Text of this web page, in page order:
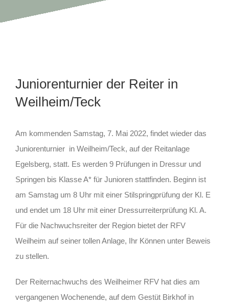
Juniorenturnier der Reiter in
Weilheim/Teck
Am kommenden Samstag, 7. Mai 2022, findet wieder das
Juniorenturnier in Weilheim/Teck, auf der Reitanlage
Egelsberg, statt. Es werden 9 Prüfungen in Dressur und
Springen bis Klasse A* für Junioren stattfinden. Beginn ist
am Samstag um 8 Uhr mit einer Stilspringprüfung der Kl. E
und endet um 18 Uhr mit einer Dressurreiterprüfung Kl. A.
Für die Nachwuchsreiter der Region bietet der RFV
Weilheim auf seiner tollen Anlage, Ihr Können unter Beweis
zu stellen.
Der Reiternachwuchs des Weilheimer RFV hat dies am
vergangenen Wochenende, auf dem Gestüt Birkhof in